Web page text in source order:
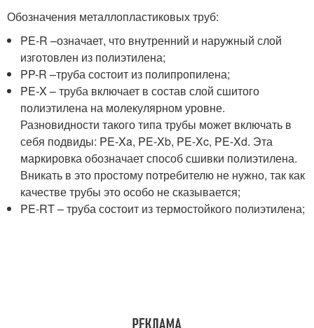
Обозначения металлопластиковых труб:
PE-R –означает, что внутренний и наружный слой
изготовлен из полиэтилена;
PP-R –труба состоит из полипропилена;
PE-X – труба включает в состав слой сшитого
полиэтилена на молекулярном уровне.
Разновидности такого типа трубы может включать в
себя подвиды: PE-Xa, PE-Xb, PE-Xc, PE-Xd. Эта
маркировка обозначает способ сшивки полиэтилена.
Вникать в это простому потребителю не нужно, так как
качестве трубы это особо не сказывается;
PE-RT – труба состоит из термостойкого полиэтилена;